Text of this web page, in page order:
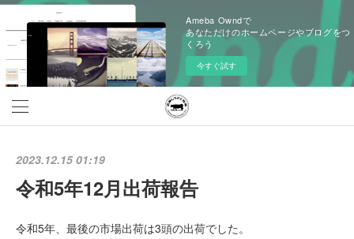
Ameba Owndで
あなただけのホームページやブログをつ
くろう
今すぐ試す
2023.12.15 01:19
令和5年12月出荷報告
令和5年、最後の市場出荷は3頭の出荷でした。